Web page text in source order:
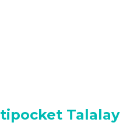
Talalay